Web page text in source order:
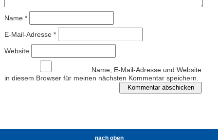
Name *
E-Mail-Adresse *
Website
Name, E-Mail-Adresse und Website
in diesem Browser für meinen nächsten Kommentar speichern.
nach oben